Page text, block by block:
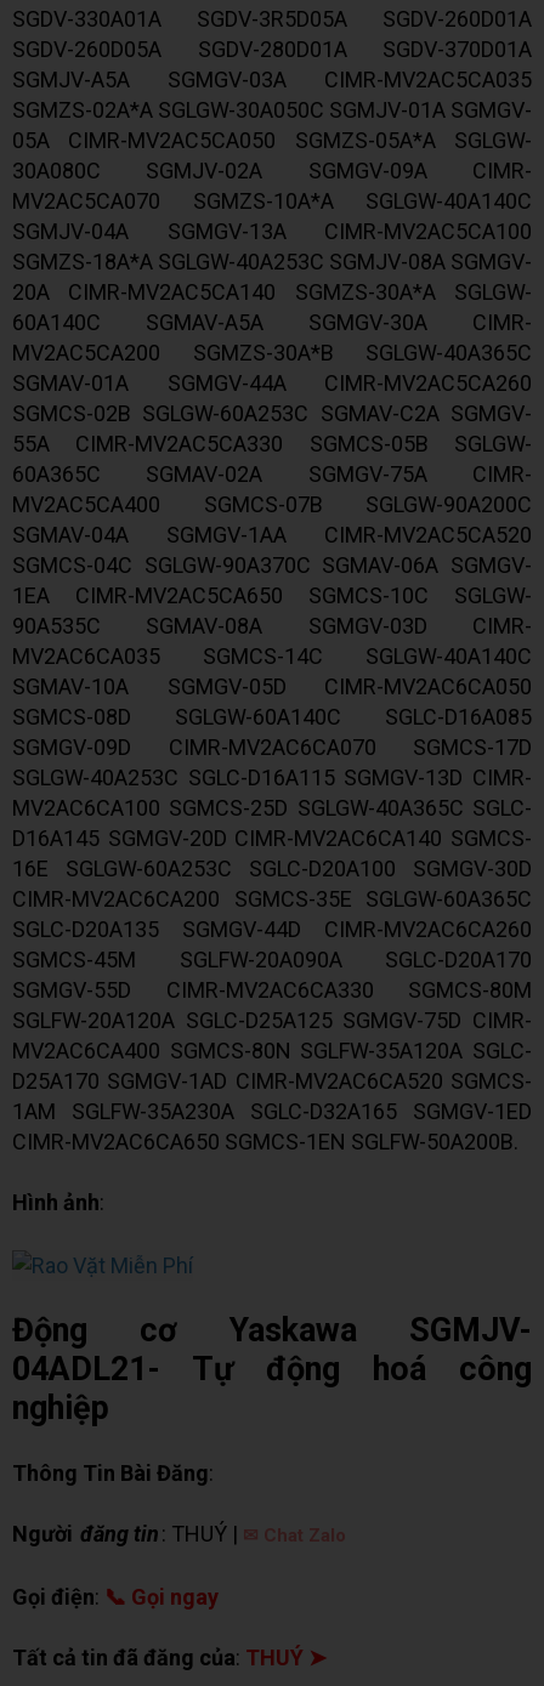
SGDV-330A01A SGDV-3R5D05A SGDV-260D01A
SGDV-260D05A SGDV-280D01A SGDV-370D01A
SGMJV-A5A SGMGV-03A CIMR-MV2AC5CA035
SGMZS-02A*A SGLGW-30A050C SGMJV-01A SGMGV-
05A CIMR-MV2AC5CA050 SGMZS-05A*A SGLGW-
30A080C SGMJV-02A SGMGV-09A CIMR-
MV2AC5CA070 SGMZS-10A*A SGLGW-40A140C
SGMJV-04A SGMGV-13A CIMR-MV2AC5CA100
SGMZS-18A*A SGLGW-40A253C SGMJV-08A SGMGV-
20A CIMR-MV2AC5CA140 SGMZS-30A*A SGLGW-
60A140C SGMAV-A5A SGMGV-30A CIMR-
MV2AC5CA200 SGMZS-30A*B SGLGW-40A365C
SGMAV-01A SGMGV-44A CIMR-MV2AC5CA260
SGMCS-02B SGLGW-60A253C SGMAV-C2A SGMGV-
55A CIMR-MV2AC5CA330 SGMCS-05B SGLGW-
60A365C SGMAV-02A SGMGV-75A CIMR-
MV2AC5CA400 SGMCS-07B SGLGW-90A200C
SGMAV-04A SGMGV-1AA CIMR-MV2AC5CA520
SGMCS-04C SGLGW-90A370C SGMAV-06A SGMGV-
1EA CIMR-MV2AC5CA650 SGMCS-10C SGLGW-
90A535C SGMAV-08A SGMGV-03D CIMR-
MV2AC6CA035 SGMCS-14C SGLGW-40A140C
SGMAV-10A SGMGV-05D CIMR-MV2AC6CA050
SGMCS-08D SGLGW-60A140C SGLC-D16A085
SGMGV-09D CIMR-MV2AC6CA070 SGMCS-17D
SGLGW-40A253C SGLC-D16A115 SGMGV-13D CIMR-
MV2AC6CA100 SGMCS-25D SGLGW-40A365C SGLC-
D16A145 SGMGV-20D CIMR-MV2AC6CA140 SGMCS-
16E SGLGW-60A253C SGLC-D20A100 SGMGV-30D
CIMR-MV2AC6CA200 SGMCS-35E SGLGW-60A365C
SGLC-D20A135 SGMGV-44D CIMR-MV2AC6CA260
SGMCS-45M SGLFW-20A090A SGLC-D20A170
SGMGV-55D CIMR-MV2AC6CA330 SGMCS-80M
SGLFW-20A120A SGLC-D25A125 SGMGV-75D CIMR-
MV2AC6CA400 SGMCS-80N SGLFW-35A120A SGLC-
D25A170 SGMGV-1AD CIMR-MV2AC6CA520 SGMCS-
1AM SGLFW-35A230A SGLC-D32A165 SGMGV-1ED
CIMR-MV2AC6CA650 SGMCS-1EN SGLFW-50A200B.
Hình ảnh:
Động cơ Yaskawa SGMJV-
04ADL21- Tự động hoá công
nghiệp
Thông Tin Bài Đăng:
Người đăng tin: THUÝ | ✉ Chat Zalo
Gọi điện: 📞 Gọi ngay
Tất cả tin đã đăng của: THUÝ ➤